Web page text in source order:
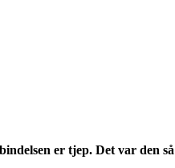
er tjep. Det var den